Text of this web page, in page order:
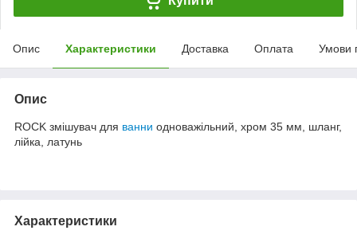
Опис Характеристики Доставка Оплата Умови
Опис
ROCK змішувач для ванни одноважільний, хром 35 мм, шланг,
лійка, латунь
Характеристики